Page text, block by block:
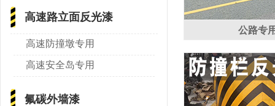
高速路立面反光漆
高速防撞墩专用
高速安全岛专用
氟碳外墙漆
公路专